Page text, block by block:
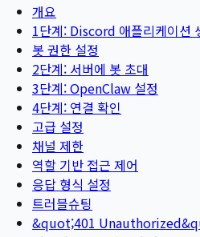
개요
1단계: Discord 애플리케이션
봇 권한 설정
2단계: 서버에 봇 초대
3단계: OpenClaw 설정
4단계: 연결 확인
고급 설정
채널 제한
역할 기반 접근 제어
응답 형식 설정
트러블슈팅
&quot;401